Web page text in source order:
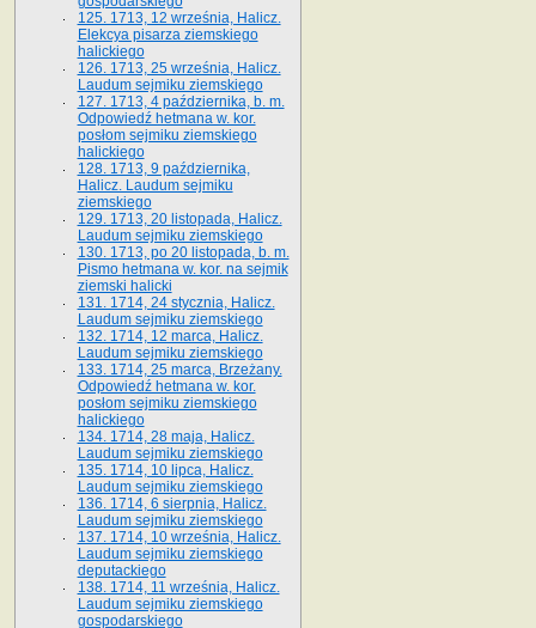
125. 1713, 12 września, Halicz.
Elekcya pisarza ziemskiego
halickiego
126. 1713, 25 września, Halicz.
Laudum sejmiku ziemskiego
127. 1713, 4 października, b. m.
Odpowiedź hetmana w. kor.
posłom sejmiku ziemskiego
halickiego
128. 1713, 9 października,
Halicz. Laudum sejmiku
ziemskiego
129. 1713, 20 listopada, Halicz.
Laudum sejmiku ziemskiego
130. 1713, po 20 listopada, b. m.
Pismo hetmana w. kor. na sejmik
ziemski halicki
131. 1714, 24 stycznia, Halicz.
Laudum sejmiku ziemskiego
132. 1714, 12 marca, Halicz.
Laudum sejmiku ziemskiego
133. 1714, 25 marca, Brzeżany.
Odpowiedź hetmana w. kor.
posłom sejmiku ziemskiego
halickiego
134. 1714, 28 maja, Halicz.
Laudum sejmiku ziemskiego
135. 1714, 10 lipca, Halicz.
Laudum sejmiku ziemskiego
136. 1714, 6 sierpnia, Halicz.
Laudum sejmiku ziemskiego
137. 1714, 10 września, Halicz.
Laudum sejmiku ziemskiego
deputackiego
138. 1714, 11 września, Halicz.
Laudum sejmiku ziemskiego
gospodarskiego